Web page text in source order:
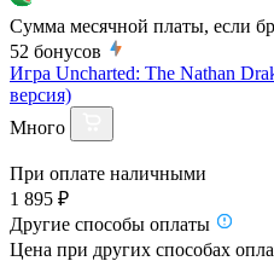
Сумма месячной платы, если
52 бонусов
Игра Uncharted: The Nathan
версия)
Много
При оплате наличными
1 895 ₽
Другие способы оплаты
Цена при других способах